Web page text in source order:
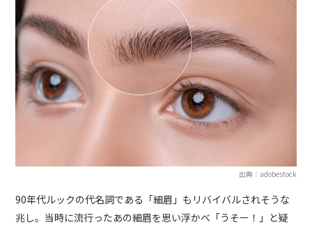
出典：adobestock
90年代ルックの代名詞である「細眉」もリバイバルされそうな
兆し。当時に流行ったあの細眉を思い浮かべ「うそー！」と疑